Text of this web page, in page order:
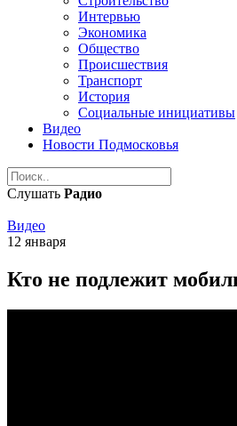
Интервью
Экономика
Общество
Происшествия
Транспорт
История
Социальные инициативы
Видео
Новости Подмосковья
Слушать Радио
Видео
12 января
Кто не подлежит